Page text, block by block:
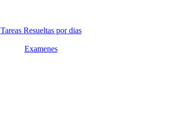
Tareas Resueltas por dias
Examenes